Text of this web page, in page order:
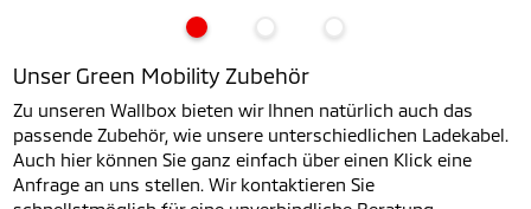
Unser Green Mobility Zubehör
Zu unseren Wallbox bieten wir Ihnen natürlich auch das
passende Zubehör, wie unsere unterschiedlichen Ladekabel.
Auch hier können Sie ganz einfach über einen Klick eine
Anfrage an uns stellen. Wir kontaktieren Sie